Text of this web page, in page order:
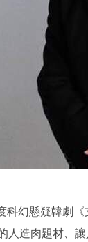
科幻懸疑韓劇
人造肉題材、